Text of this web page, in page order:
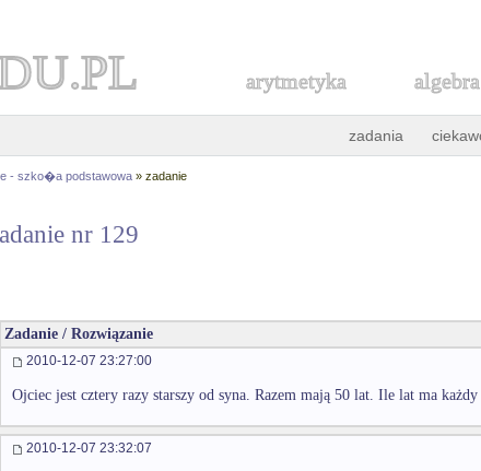
arytmetyka algebra
zadania
- szko�a podstawowa » zadanie
nr 129
Zadanie / Rozwiązanie
2010-12-07 23:27:00
Ojciec jest cztery razy starszy od syna. Razem mają 50 lat. Ile lat ma
2010-12-07 23:32:07